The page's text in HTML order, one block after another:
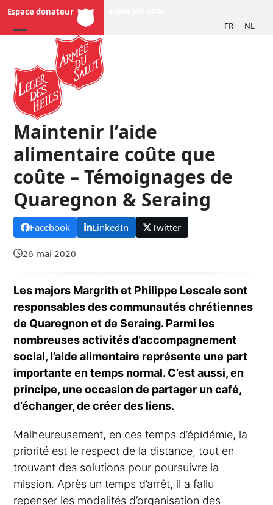
Skip
content
FR NL
Espace donateur
Maintenir l’aide
alimentaire coûte que
coûte – Témoignages de
Quaregnon & Seraing
Facebook LinkedIn Twitter
26 mai 2020
Les majors Margrith et Philippe Lescale sont
responsables des communautés chrétiennes
de Quaregnon et de Seraing. Parmi les
nombreuses activités d’accompagnement
social, l’aide alimentaire représente une part
importante en temps normal. C’est aussi, en
principe, une occasion de partager un café,
d’échanger, de créer des liens.
Malheureusement, en ces temps d’épidémie, la
priorité est le respect de la distance, tout en
trouvant des solutions pour poursuivre la
mission. Après un temps d’arrêt, il a fallu
repenser les modalités d’organisation des